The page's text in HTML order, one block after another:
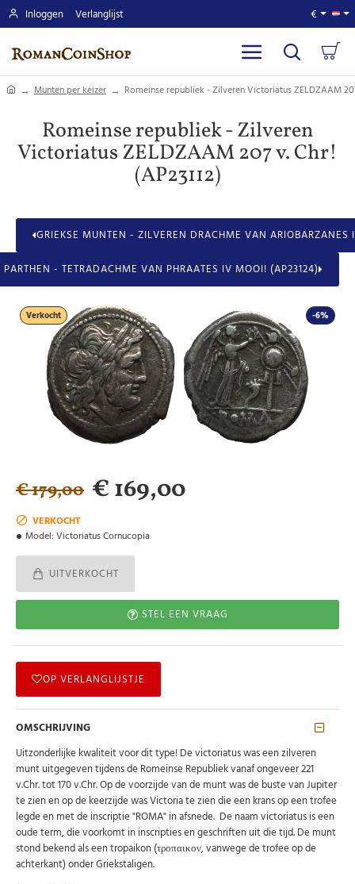
Inloggen Verlanglijst €
homeMunten per keizer Romeinse republiek - Zilveren Victoriatus ZELDZAAM
Romeinse republiek - Zilveren
Victoriatus ZELDZAAM 207 v. Chr!
(AP23112)
GRIEKSE MUNTEN - ZILVEREN DRACHME VAN ARIOBARZANES
PARTHEN - TETRADACHME VAN PHRAATES IV MOOI! (AP23124)
-6%
Verkocht
VERKOCHT
Model: Victoriatus Cornucopia
€ 169,00
€ 179,00
UITVERKOCHT
STEL EEN VRAAG
OP VERLANGLIJSTJE
OMSCHRIJVING
Uitzonderlijke kwaliteit voor dit type! De victoriatus was een zilveren
munt uitgegeven tijdens de Romeinse Republiek vanaf ongeveer 221
v.Chr. tot 170 v.Chr. Op de voorzijde van de munt was de buste van Jupiter
te zien en op de keerzijde was Victoria te zien die een krans op een trofee
legde en met de inscriptie "ROMA" in afsnede. De naam victoriatus is een
oude term, die voorkomt in inscripties en geschriften uit die tijd. De munt
stond bekend als een tropaikon (τροπαικον, vanwege de trofee op de
achterkant) onder Griekstaligen.